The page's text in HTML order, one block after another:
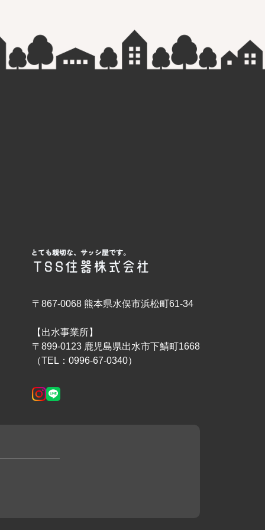
〒867-0068 熊本県水俣市浜松町61-34
【出水事業所】
〒899-0123 鹿児島県出水市下鯖町1668
（TEL：0996-67-0340）